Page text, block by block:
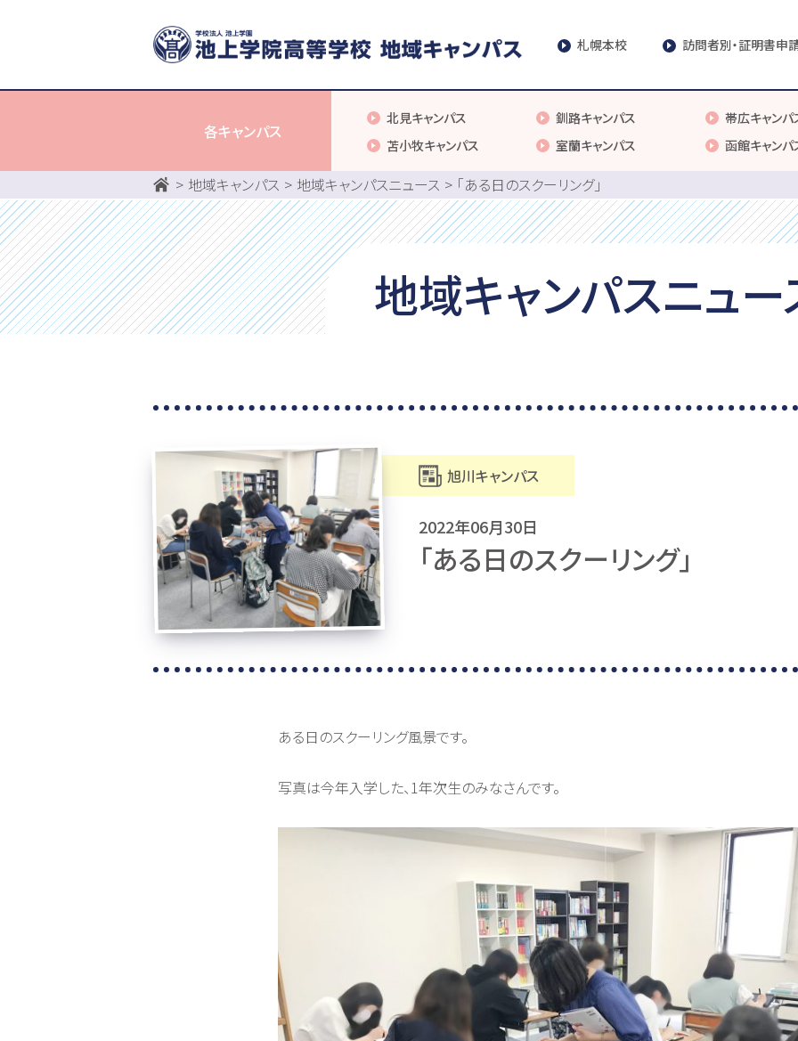
札幌本校 訪問者別・証明書申
各キャンパス
北見キャンパス 釧路キャンパス
帯広キャンパ
苫小牧キャンパス
室蘭キャンパス 函館キャンパ
地域キャンパス 地域キャンパスニュース 「ある日のスクーリング」
地域キャンパスニュー
旭川キャンパス
2022年06月30日
「ある日のスクーリング」
ある日のスクーリング風景です。
写真は今年入学した、1年次生のみなさんです。